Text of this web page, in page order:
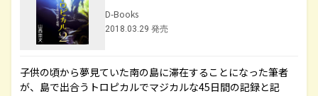
D-Books
2018.03.29 発売
子供の頃から夢見ていた南の島に滞在することになった筆者
が、島で出合うトロピカルでマジカルな45日間の記録と記